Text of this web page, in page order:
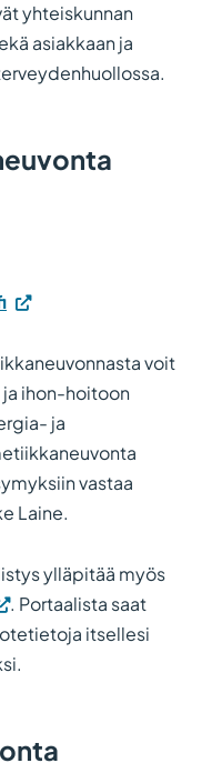
yhteiskunnan
asiakkaan ja
voit
ihon-hoitoon
ja
vastaa
Laine.
ylläpitää myös
. Portaalista saat
itsellesi